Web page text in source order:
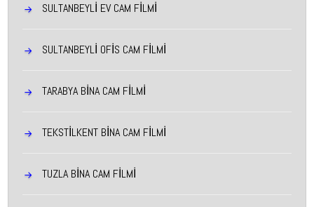
SULTANBEYLI EV CAM FILMI
SULTANBEYLI OFIS CAM FILMI
TARABYA BINA CAM FILMI
TEKSTILKENT BINA CAM FILMI
TUZLA BINA CAM FILMI